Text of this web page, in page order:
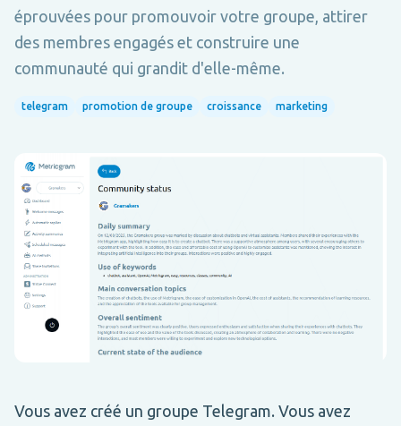
éprouvées pour promouvoir votre groupe, attirer
des membres engagés et construire une
communauté qui grandit d'elle-même.
telegram promotion de groupe croissance marketing
Vous avez créé un groupe Telegram. Vous avez